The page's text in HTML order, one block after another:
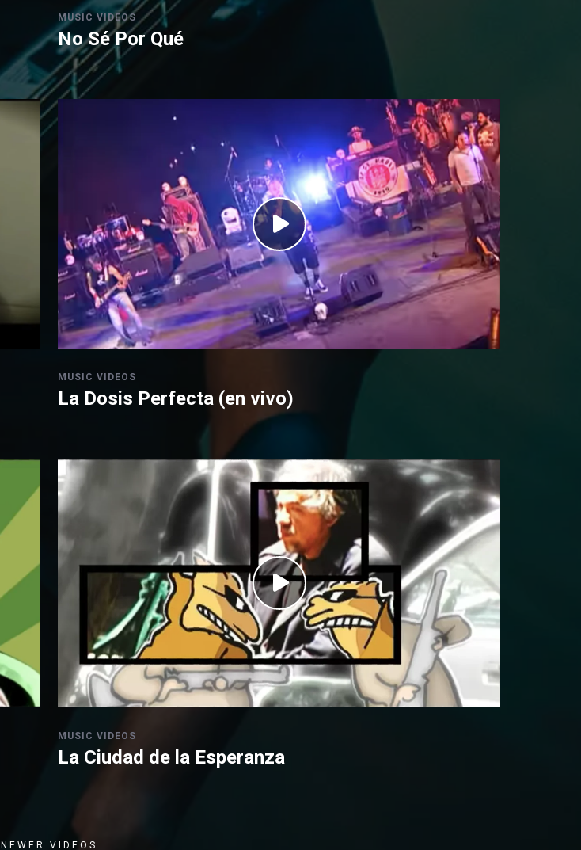
MUSIC VIDEOS
No Sé Por Qué
MUSIC VIDEOS
La Dosis Perfecta (en vivo)
MUSIC VIDEOS
La Ciudad de la Esperanza
NEWER VIDEOS